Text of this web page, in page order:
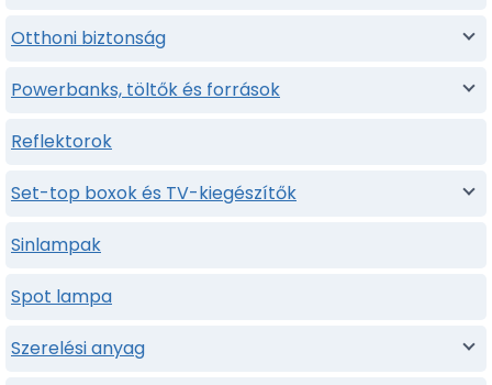
Otthoni biztonság
Powerbanks, töltők és források
Reflektorok
Set-top boxok és TV-kiegészítők
Sinlampak
Spot lampa
Szerelési anyag